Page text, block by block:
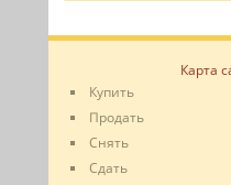
Карта
Купить
Продать
Снять
Сдать